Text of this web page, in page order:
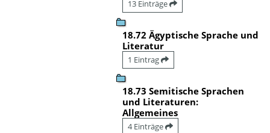
13 Einträge
18.72 Ägyptische Sprache und
Literatur
1 Eintrag
18.73 Semitische Sprachen
und Literaturen:
Allgemeines
4 Einträge